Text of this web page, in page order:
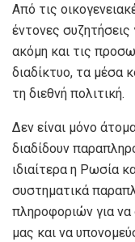
Από τις
έντονες συζητήσεις
ακόμη και τις
διαδίκτυο, τα μέσα
τη διεθνή πολιτική.
Δεν είναι μόνο
διαδίδουν
ιδιαίτερα η Ρωσία
συστηματικά
πληροφοριών για να
μας και να